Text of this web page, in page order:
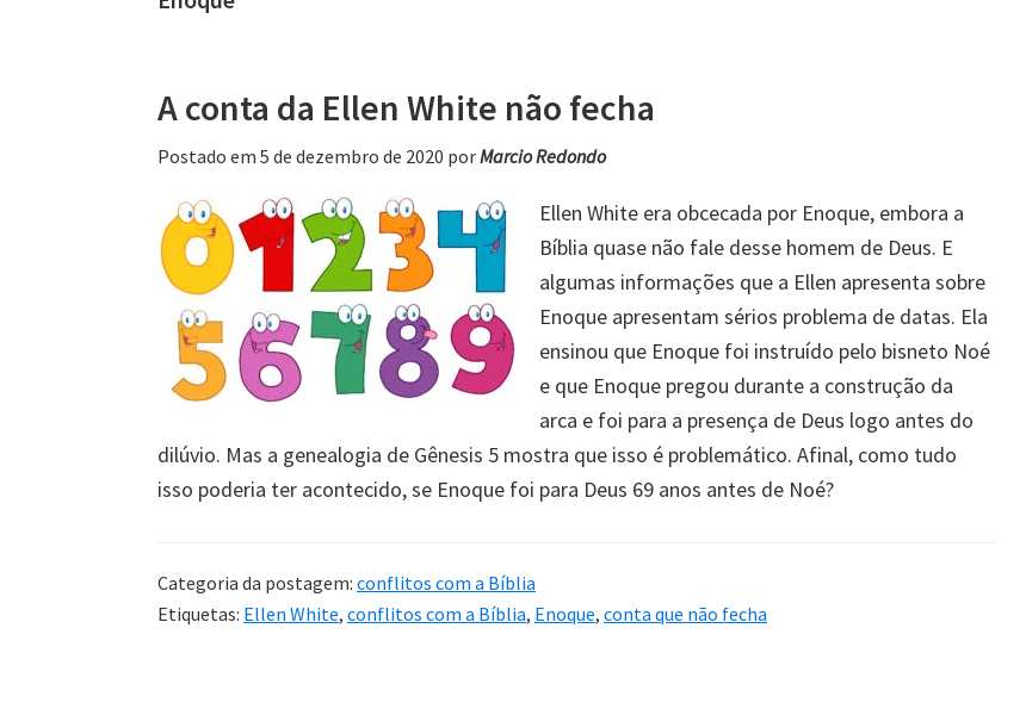
A conta da Ellen White não fecha
Postado em 5 de dezembro de 2020 porMarcio Redondo
Ellen White era obcecada por Enoque, embora a
Bíblia quase não fale desse homem de Deus. E
algumas informações que a Ellen apresenta sobre
Enoque apresentam sérios problema de datas. Ela
ensinou que Enoque foi instruído pelo bisneto Noé
e que Enoque pregou durante a construção da
arca e foi para a presença de Deus logo antes do
dilúvio. Mas a genealogia de Gênesis 5 mostra que isso é problemático. Afinal, como tudo
isso poderia ter acontecido, se Enoque foi para Deus 69 anos antes de Noé?
Categoria da postagem: conflitos com a Bíblia
Etiquetas: Ellen White, conflitos com a Bíblia, Enoque, conta que não fecha